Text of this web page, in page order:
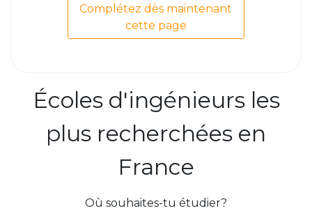
Complétez dès maintenant
cette page
Écoles d'ingénieurs les
plus recherchées en
France
Où souhaites-tu étudier?